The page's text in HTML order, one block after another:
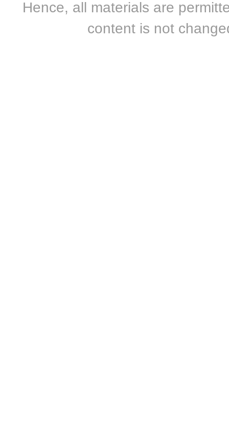
Hence, all materials are
content is not